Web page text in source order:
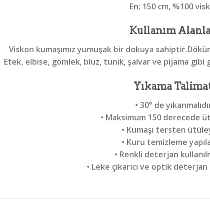
En: 150 cm, %100
Kullanım
Viskon kumaşımız yumuşak bir dokuya
Etek, elbise, gömlek, bluz, tunik, şalvar ve pijama gibi
Yıkama
• 30° de
• Maksimum 150 derecede
• Kumaşı tersten
• Kuru temizleme
• Renkli deterjan
• Leke çıkarıcı ve optik deterjan